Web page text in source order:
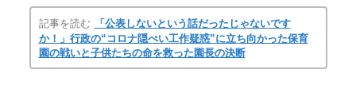
記事を読む
「公表しないという話だったじゃないです
か！」行政の“コロナ隠ぺい工作疑惑”に立ち向かった保育
園の戦いと子供たちの命を救った園長の決断